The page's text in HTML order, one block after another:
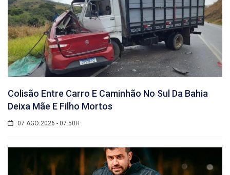
Colisão Entre Carro E Caminhão No Sul Da Bahia
Deixa Mãe E Filho Mortos
07 AGO 2026 - 07:50H